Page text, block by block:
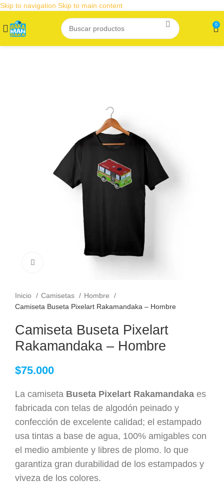
Skip to navigation Skip to main content
0
Inicio Camisetas
Hombre
Camiseta Buseta Pixelart Rakamandaka – Hombre
Camiseta Buseta Pixelart
Rakamandaka – Hombre
$75.000
La camiseta Buseta Pixelart Rakamandaka es
fabricada con telas de algodón peinado y
confección de excelente calidad; el estampado
usa tintas a base de agua, 100% amigables con
el medio ambiente y libres de plomo. lo que
garantiza gran durabilidad de los estampados y
viveza de los colores.